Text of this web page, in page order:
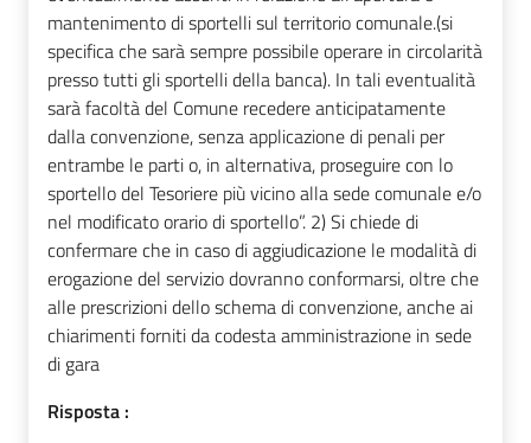
mantenimento di sportelli sul territorio comunale.(si
specifica che sarà sempre possibile operare in circolarità
presso tutti gli sportelli della banca). In tali eventualità
sarà facoltà del Comune recedere anticipatamente
dalla convenzione, senza applicazione di penali per
entrambe le parti o, in alternativa, proseguire con lo
sportello del Tesoriere più vicino alla sede comunale e/o
nel modificato orario di sportello”. 2) Si chiede di
confermare che in caso di aggiudicazione le modalità di
erogazione del servizio dovranno conformarsi, oltre che
alle prescrizioni dello schema di convenzione, anche ai
chiarimenti forniti da codesta amministrazione in sede
di gara
Risposta :